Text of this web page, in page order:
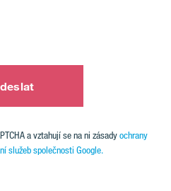
a vztahují se na ni zásadyochrany
služeb společnosti Google.